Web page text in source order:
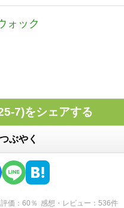
ォック
7)をシェアする
ぶやく
評価 60 ％ 感想・レビュー 536件